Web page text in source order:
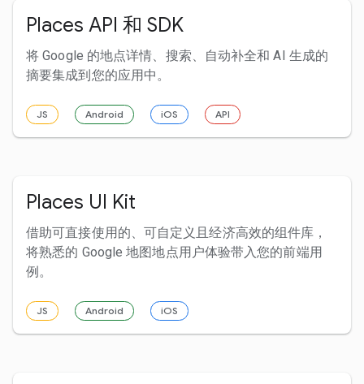
Places API 和 SDK
将 Google 的地点详情、搜索、自动补全和 AI 生成的
摘要集成到您的应用中。
JS Android iOS API
Places UI Kit
借助可直接使用的、可自定义且经济高效的组件库，
将熟悉的 Google 地图地点用户体验带入您的前端用
例。
JS Android iOS